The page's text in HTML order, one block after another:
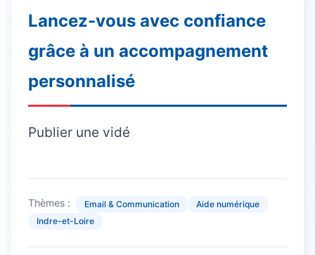
Lancez-vous avec confiance
grâce à un accompagnement
personnalisé
Publier une vidé
Thèmes : Email & Communication
Aide numérique
Indre-et-Loire